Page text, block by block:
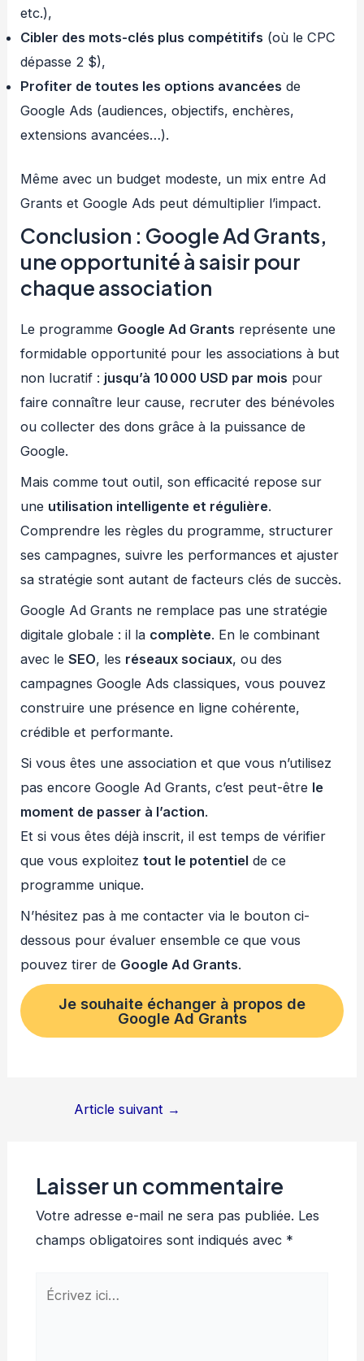
etc.),
Cibler des mots-clés plus compétitifs (où le CPC
dépasse 2 $),
Profiter de toutes les options avancées de
Google Ads (audiences, objectifs, enchères,
extensions avancées…).
Même avec un budget modeste, un mix entre Ad
Grants et Google Ads peut démultiplier l’impact.
Conclusion : Google Ad Grants,
une opportunité à saisir pour
chaque association
Le programme Google Ad Grants représente une
formidable opportunité pour les associations à but
non lucratif : jusqu’à 10 000 USD par mois pour
faire connaître leur cause, recruter des bénévoles
ou collecter des dons grâce à la puissance de
Google.
Mais comme tout outil, son efficacité repose sur
une utilisation intelligente et régulière.
Comprendre les règles du programme, structurer
ses campagnes, suivre les performances et ajuster
sa stratégie sont autant de facteurs clés de succès.
Google Ad Grants ne remplace pas une stratégie
digitale globale : il la complète. En le combinant
avec leSEO, les réseaux sociaux, ou des
campagnes Google Ads classiques, vous pouvez
construire une présence en ligne cohérente,
crédible et performante.
Si vous êtes une association et que vous n’utilisez
pas encore Google Ad Grants, c’est peut-être le
moment de passer à l’action.
Et si vous êtes déjà inscrit, il est temps de vérifier
que vous exploiteztout le potentiel de ce
programme unique.
N’hésitez pas à me contacter via le bouton ci-
dessous pour évaluer ensemble ce que vous
pouvez tirer de Google Ad Grants.
Je souhaite échanger à propos de
Google Ad Grants
Article suivant →
Laisser un commentaire
Votre adresse e-mail ne sera pas publiée. Les
champs obligatoires sont indiqués avec *
Écrivez